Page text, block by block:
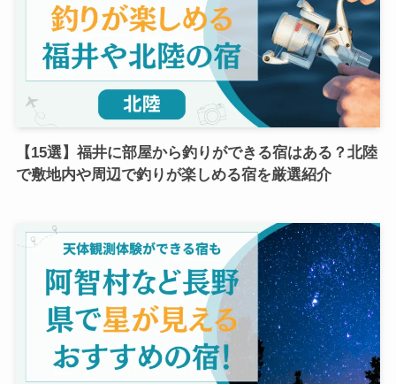
【15選】福井に部屋から釣りができる宿はある？北陸
で敷地内や周辺で釣りが楽しめる宿を厳選紹介